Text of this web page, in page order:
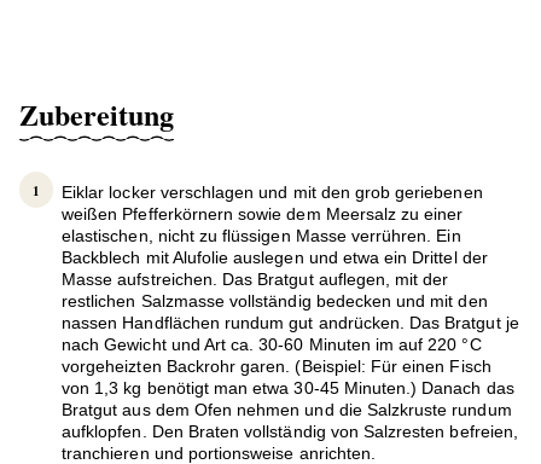
Zubereitung
Eiklar locker verschlagen und mit den grob geriebenen
weißen Pfefferkörnern sowie dem Meersalz zu einer
elastischen, nicht zu flüssigen Masse verrühren. Ein
Backblech mit Alufolie auslegen und etwa ein Drittel der
Masse aufstreichen. Das Bratgut auflegen, mit der
restlichen Salzmasse vollständig bedecken und mit den
nassen Handflächen rundum gut andrücken. Das Bratgut je
nach Gewicht und Art ca. 30-60 Minuten im auf 220 °C
vorgeheizten Backrohr garen. (Beispiel: Für einen Fisch
von 1,3 kg benötigt man etwa 30-45 Minuten.) Danach das
Bratgut aus dem Ofen nehmen und die Salzkruste rundum
aufklopfen. Den Braten vollständig von Salzresten befreien,
tranchieren und portionsweise anrichten.